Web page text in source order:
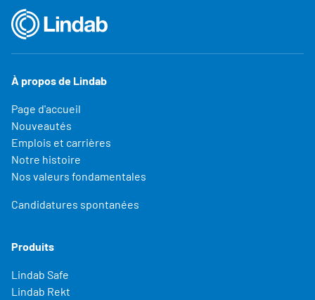
À propos de Lindab
Page d'accueil
Nouveautés
Emplois et carrières
Notre histoire
Nos valeurs fondamentales
Candidatures spontanées
Produits
Lindab Safe
Lindab Rekt